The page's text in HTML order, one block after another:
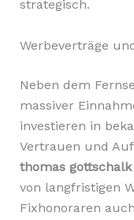
strategisch.
Werbeverträge
Neben dem
massiver
investieren in
Vertrauen und
thomas
von langfristigen
Fixhonoraren